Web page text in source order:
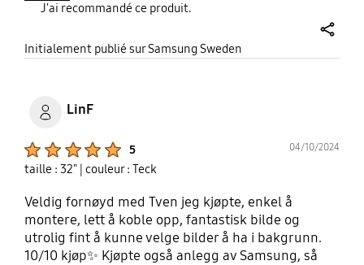
J'ai recommandé ce produit.
Initialement publié sur Samsung Sweden
LinF
5 04/10/2024
taille : 32" | couleur : Teck
Veldig fornøyd med Tven jeg kjøpte, enkel å
montere, lett å koble opp, fantastisk bilde og
utrolig fint å kunne velge bilder å ha i bakgrunn.
10/10 kjøp✨ Kjøpte også anlegg av Samsung, så